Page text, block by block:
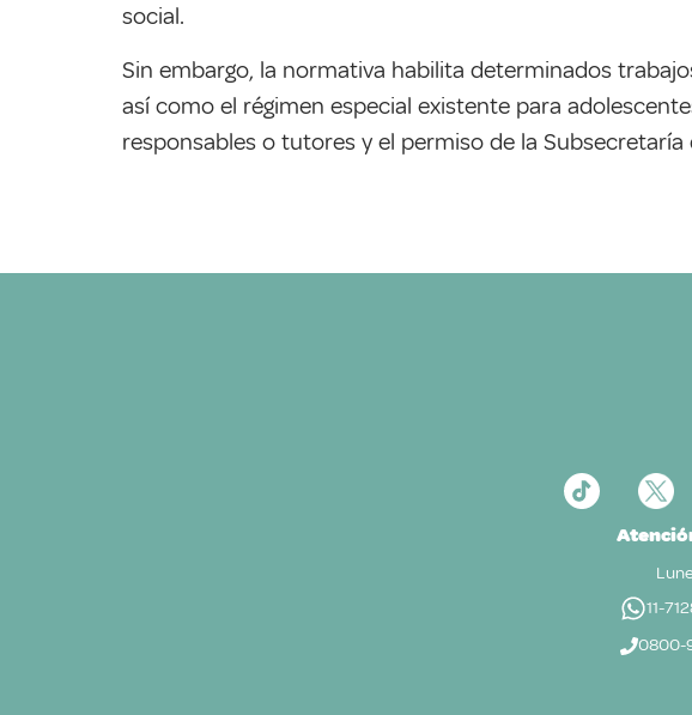
social.
Sin embargo, la normativa habilita determinados
así como el régimen especial existente para
responsables o tutores y el permiso de la
11-
0800-